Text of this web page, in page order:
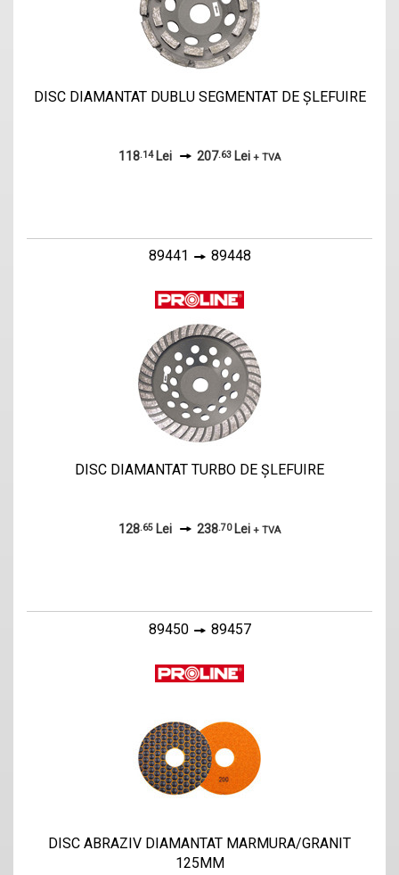
DISC DIAMANTAT DUBLU SEGMENTAT DE ŞLEFUIRE
118.14Lei 207.63 Lei + TVA
89441 89448
DISC DIAMANTAT TURBO DE ŞLEFUIRE
128.65 Lei 238.70Lei + TVA
89450 89457
DISC ABRAZIV DIAMANTAT MARMURA/GRANIT
125MM